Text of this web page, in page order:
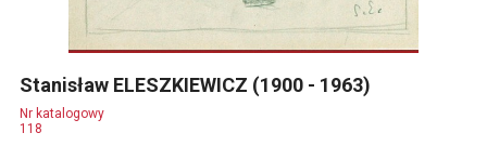
Stanisław ELESZKIEWICZ (1900 - 1963)
Nr katalogowy
118